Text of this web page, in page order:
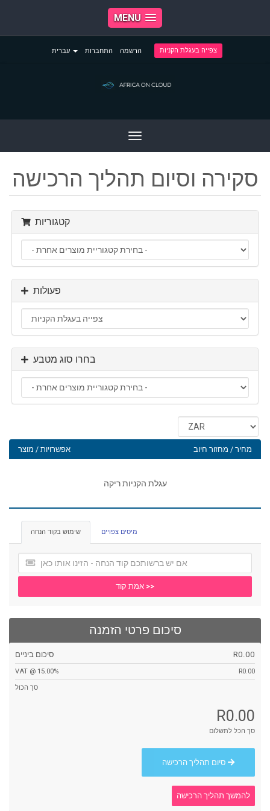
MENU
עברית התחברות הרשמה צפייה בעגלת הקניות
Toggle
navigation
סקירה וסיום תהליך הרכישה
קטגוריות
פעולות
בחרו סוג מטבע
אפשרויות / מוצר מחיר / מחזור חיוב
עגלת הקניות ריקה
שימוש בקוד הנחה מיסים צפויים
אמת קוד >>
סיכום פרטי הזמנה
סיכום ביניים R0.00
VAT @ 15.00% R0.00
סך הכול
R0.00
סך הכל לתשלום
להמשך תהליך הרכישה